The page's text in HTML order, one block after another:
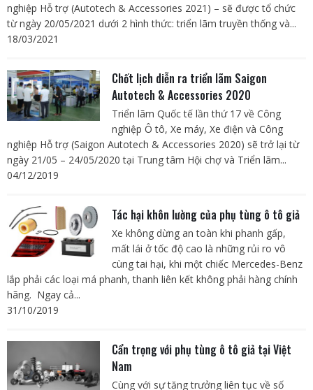
nghiệp Hỗ trợ (Autotech & Accessories 2021) – sẽ được tổ chức
từ ngày 20/05/2021 dưới 2 hình thức: triển lãm truyền thống và...
18/03/2021
Chốt lịch diễn ra triển lãm Saigon
Autotech & Accessories 2020
Triển lãm Quốc tế lần thứ 17 về Công
nghiệp Ô tô, Xe máy, Xe điện và Công
nghiệp Hỗ trợ (Saigon Autotech & Accessories 2020) sẽ trở lại từ
ngày 21/05 – 24/05/2020 tại Trung tâm Hội chợ và Triển lãm...
04/12/2019
Tác hại khôn lường của phụ tùng ô tô giả
Xe không dừng an toàn khi phanh gấp,
mất lái ở tốc độ cao là những rủi ro vô
cùng tai hại, khi một chiếc Mercedes-Benz
lắp phải các loại má phanh, thanh liên kết không phải hàng chính
hãng. Ngay cả...
31/10/2019
Cẩn trọng với phụ tùng ô tô giả tại Việt
Nam
Cùng với sự tăng trưởng liên tục về số